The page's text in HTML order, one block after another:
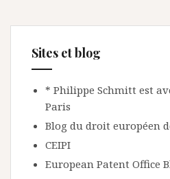
Sites et blog
* Philippe Schmitt est
Paris
Blog du droit européen
CEIPI
European Patent Office